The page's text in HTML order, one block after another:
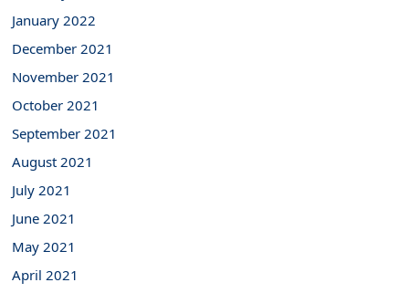
January 2022
December 2021
November 2021
October 2021
September 2021
August 2021
July 2021
June 2021
May 2021
April 2021